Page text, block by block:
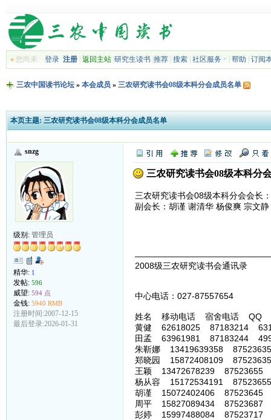
»您尚未 登录 注册| 返回主站| 研究生读书| 推荐| 搜索| 社区服务 帮助 订阅
三农中国读书论坛» 本会成员 » 三农研究读书会08级本科分会成员名单
本页主题: 三农研究读书会08级本科分会成员名单
snzg
级别: 管理员
精华: 1
发帖: 596
威望: 594 点
金钱: 5940 RMB
注册时间:2007-12-15
最后登录:2026-01-31
三农研究读书会08级本科分
三农研究读书会08级本科分会会长
副会长：胡谨 谢清华 杨俊爽 宗文静
2008级三农研究读书会通讯录
中心电话：027-87557654
姓名 移动电话 宿舍电话 QQ
黄健 62618025 87183214
田孟 63961981 87183244
朱靳娜 13419639358
郑晓园 15872408109
王颖 13472678239 87523655
杨从容 15172534191
胡谨 15072402406 87523645
周平 15827089434 87523687
彭婷 15997488084 87523717